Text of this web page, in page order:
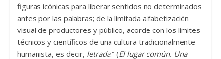
figuras icónicas para liberar sentidos no determinados
antes por las palabras; de la limitada alfabetización
visual de productores y público, acorde con los límites
técnicos y científicos de una cultura tradicionalmente
humanista, es decir, letrada.” (El lugar común. Una